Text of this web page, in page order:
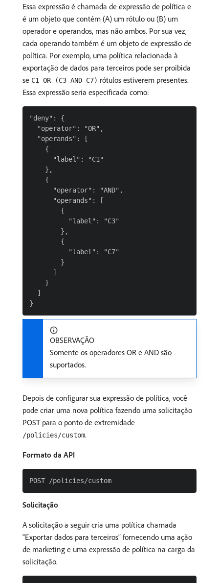
Essa expressão é chamada de expressão de política e
é um objeto que contém (A) um rótulo ou (B) um
operador e operandos, mas não ambos. Por sua vez,
cada operando também é um objeto de expressão de
política. Por exemplo, uma política relacionada à
exportação de dados para terceiros pode ser proibida
se C1 OR (C3 AND C7) rótulos estiverem presentes.
Essa expressão seria especificada como:
"deny": {
  "operator": "OR",
  "operands": [
    {
      "label": "C1"
    },
    {
      "operator": "AND",
      "operands": [
        {
          "label": "C3"
        },
        {
          "label": "C7"
        }
      ]
    }
  ]
OBSERVAÇÃO
Somente os operadores OR e AND são
suportados.
Depois de configurar sua expressão de política, você
pode criar uma nova política fazendo uma solicitação
POST para o ponto de extremidade
/policies/custom.
Formato da API
Solicitação
A solicitação a seguir cria uma política chamada
“Exportar dados para terceiros” fornecendo uma ação
de marketing e uma expressão de política na carga da
solicitação.